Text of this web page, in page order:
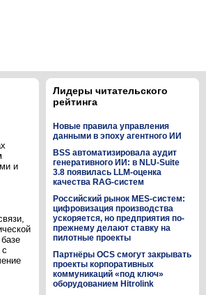
и
Лидеры читательского
рейтинга
Новые правила управления
данными в эпоху агентного ИИ
BSS автоматизировала аудит
генеративного ИИ: в NLU-Suite
3.8 появилась LLM-оценка
качества RAG-систем
Российский рынок MES-систем:
цифровизация производства
ускоряется, но предприятия по-
прежнему делают ставку на
пилотные проекты
Партнёры OCS смогут закрывать
проекты корпоративных
коммуникаций «под ключ»
оборудованием Hitrolink